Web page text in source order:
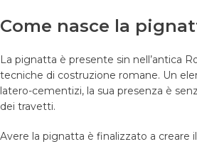
Come nasce la
La pignatta è presente sin nell’antica
tecniche di costruzione romane. Un
latero-cementizi, la sua presenza è
dei travetti.
Avere la pignatta è finalizzato a creare